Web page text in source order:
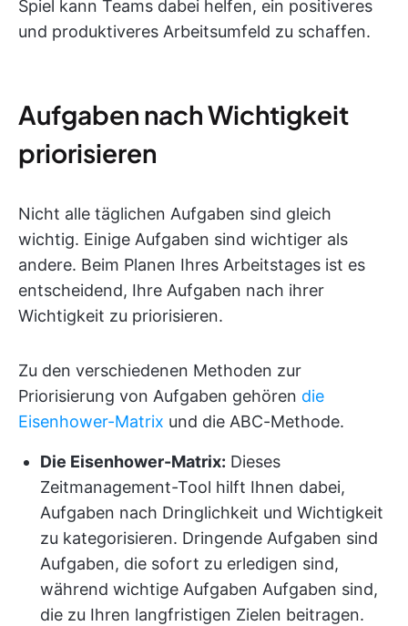
Spiel kann Teams dabei helfen, ein positiveres
und produktiveres Arbeitsumfeld zu schaffen.
Aufgaben nach Wichtigkeit
priorisieren
Nicht alle täglichen Aufgaben sind gleich
wichtig. Einige Aufgaben sind wichtiger als
andere. Beim Planen Ihres Arbeitstages ist es
entscheidend, Ihre Aufgaben nach ihrer
Wichtigkeit zu priorisieren.
Zu den verschiedenen Methoden zur
Priorisierung von Aufgaben gehören die
Eisenhower-Matrix und die ABC-Methode.
Die Eisenhower-Matrix: Dieses
Zeitmanagement-Tool hilft Ihnen dabei,
Aufgaben nach Dringlichkeit und Wichtigkeit
zu kategorisieren. Dringende Aufgaben sind
Aufgaben, die sofort zu erledigen sind,
während wichtige Aufgaben Aufgaben sind,
die zu Ihren langfristigen Zielen beitragen.